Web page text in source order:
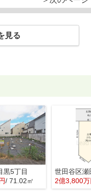
見る
黒5丁目
/ 71.02㎡
世田谷区瀬
2億3,800